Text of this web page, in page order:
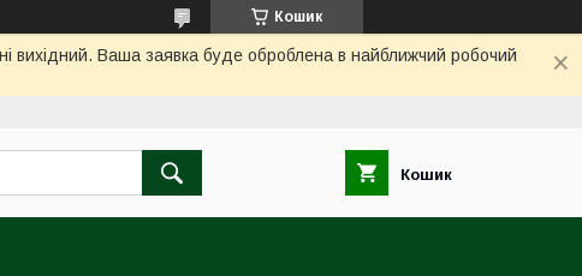
Кошик
вихідний. Ваша заявка буде оброблена в найближчий робочий
Кошик